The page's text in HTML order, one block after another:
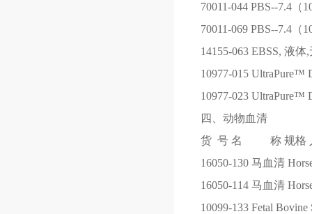
70011-044 PBS--7.4（
70011-069 PBS--7.4（
14155-063 EBSS, 液体
10977-015 UltraPure™
10977-023 UltraPure™
四、动物血清
货 号 名 称 规格
16050-130 马血清
16050-114 马血清
10099-133 Fetal Bovine